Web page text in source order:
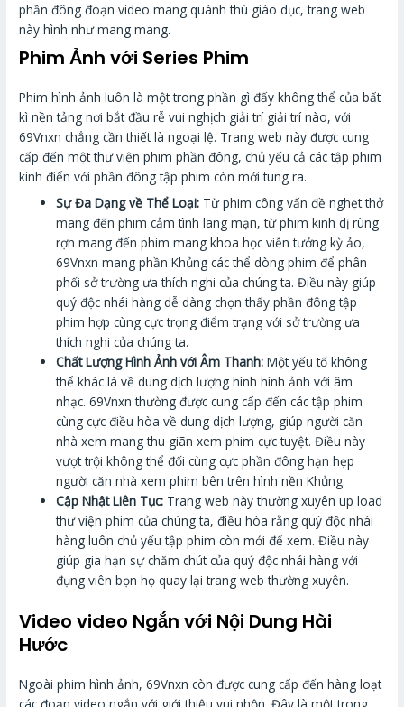
phần đông đoạn video mang quánh thù giáo dục, trang web
này hình như mang mang.
Phim Ảnh với Series Phim
Phim hình ảnh luôn là một trong phần gì đấy không thể của bất
kì nền tảng nơi bắt đầu rễ vui nghịch giải trí giải trí nào, với
69Vnxn chẳng cần thiết là ngoại lệ. Trang web này được cung
cấp đến một thư viện phim phần đông, chủ yếu cả các tập phim
kinh điển với phần đông tập phim còn mới tung ra.
Sự Đa Dạng về Thể Loại: Từ phim công vấn đề nghẹt thở
mang đến phim cảm tình lãng mạn, từ phim kinh dị rùng
rợn mang đến phim mang khoa học viễn tưởng kỳ ảo,
69Vnxn mang phần Khủng các thể dòng phim để phân
phối sở trường ưa thích nghi của chúng ta. Điều này giúp
quý độc nhái hàng dễ dàng chọn thấy phần đông tập
phim hợp cùng cực trọng điểm trạng với sở trường ưa
thích nghi của chúng ta.
Chất Lượng Hình Ảnh với Âm Thanh: Một yếu tố không
thể khác là về dung dịch lượng hình hình ảnh với âm
nhạc. 69Vnxn thường được cung cấp đến các tập phim
cùng cực điều hòa về dung dịch lượng, giúp người căn
nhà xem mang thu giãn xem phim cực tuyệt. Điều này
vượt trội không thể đối cùng cực phần đông hạn hẹp
người căn nhà xem phim bên trên hình nền Khủng.
Cập Nhật Liên Tục: Trang web này thường xuyên up load
thư viện phim của chúng ta, điều hòa rằng quý độc nhái
hàng luôn chủ yếu tập phim còn mới để xem. Điều này
giúp gia hạn sự chăm chút của quý độc nhái hàng với
đụng viên bọn họ quay lại trang web thường xuyên.
Video video Ngắn với Nội Dung Hài
Hước
Ngoài phim hình ảnh, 69Vnxn còn được cung cấp đến hàng loạt
các đoạn video ngắn với giới thiệu vui nhộn. Đây là một trong